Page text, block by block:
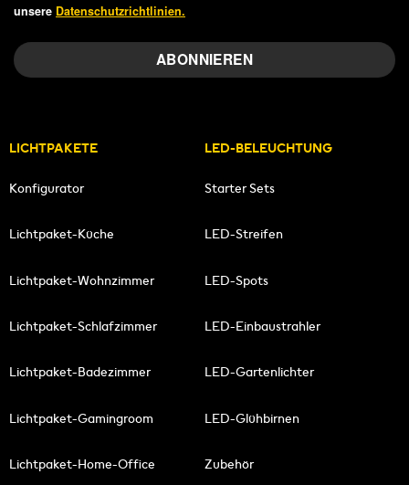
unsere Datenschutzrichtlinien.
LICHTPAKETE
Konfigurator
Lichtpaket-Küche
Lichtpaket-Wohnzimmer
Lichtpaket-Schlafzimmer
Lichtpaket-Badezimmer
Lichtpaket-Gamingroom
Lichtpaket-Home-Office
LED-BELEUCHTUNG
Starter Sets
LED-Streifen
LED-Spots
LED-Einbaustrahler
LED-Gartenlichter
LED-Glühbirnen
Zubehör